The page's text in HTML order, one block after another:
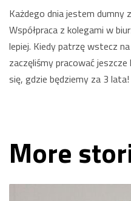
Każdego dnia jestem dumny
Współpraca z kolegami w
lepiej. Kiedy patrzę wstecz
zaczęliśmy pracować
się, gdzie będziemy za 3 lata!
More